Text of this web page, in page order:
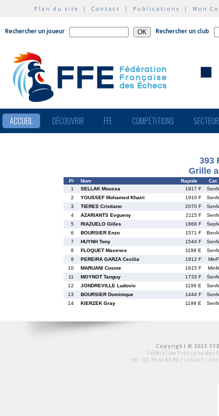
Plan du site | Contact | Publications | Mon
Rechercher un joueur Rechercher un club
ACCUEIL DÉCOUVRIR FFE COMPÉTITIONS
393
Grille
Pl Nom Rapide
Cat.
1
SELLAK Moussa 1917 F
2
YOUSSEF Mohamed Khairi 1910 F
3
TIERES Cristiano 2070 F
4
AZARIANTS Evgueny 2115 F
5
RIAZUELO Gilles 1868 F
6
BOURSIER Enzo 1571 F
7
HUYNH Tony 1544 F
8
FLOQUET Maxence 1199 E
9
PEREIRA GARZA Cecilia 1912 F
MinF
10
MARUANI Cosme 1615 F
MinM
11
MOYNOT Tanguy 1733 F
12
JONDREVILLE Ludovic 1199 E
13
BOURSIER Dominique 1444 F
14
KIERZEK Gray 1199 E
Copyright © 2015
Fédération Française des
tél : 01 39 44 65 80 | contact :